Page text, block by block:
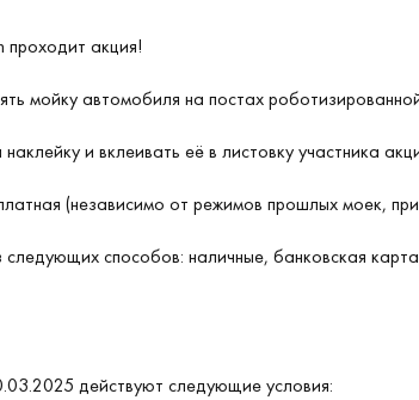
акция!
мойку автомобиля на постах
и вклеивать её в листовку участника
(независимо от режимов прошлых моек,
способов: наличные, банковская
действуют следующие условия: